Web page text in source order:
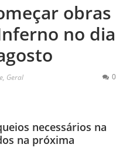
obras
no dia
, Geral 0
necessários na
na próxima